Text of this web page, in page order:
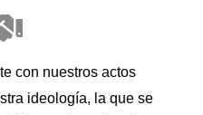
con nuestros actos
ideología, la que se